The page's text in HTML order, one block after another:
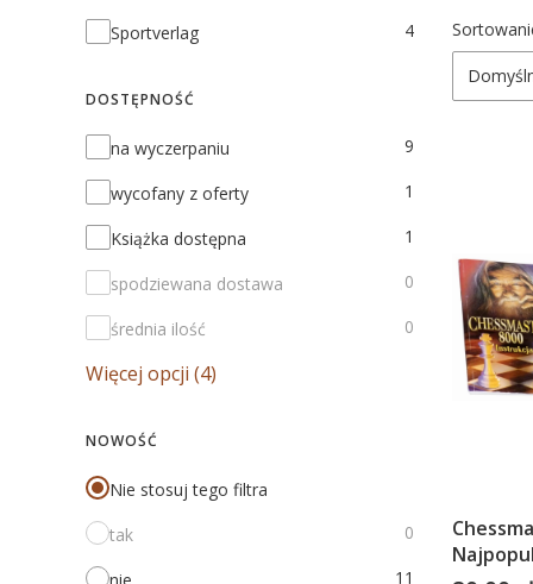
Sportverlag 4
DOSTĘPNOŚĆ
Dostępność
na wyczerpaniu 9
wycofany z oferty 1
Książka dostępna 1
spodziewana dostawa 0
średnia ilość 0
Więcej opcji (4)
NOWOŚĆ
Nie stosuj tego filtra
tak
0
11
Lista